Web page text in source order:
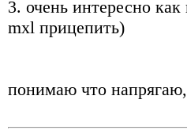
3. очень интересно
mxl прицепить)
понимаю что